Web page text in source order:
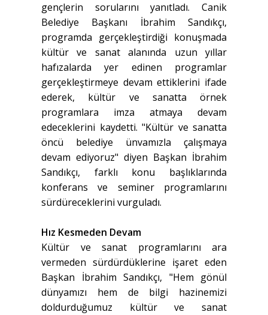
gençlerin sorularını yanıtladı. Canik
Belediye Başkanı İbrahim Sandıkçı,
programda gerçekleştirdiği konuşmada
kültür ve sanat alanında uzun yıllar
hafızalarda yer edinen programlar
gerçekleştirmeye devam ettiklerini ifade
ederek, kültür ve sanatta örnek
programlara imza atmaya devam
edeceklerini kaydetti. "Kültür ve sanatta
öncü belediye ünvamızla çalışmaya
devam ediyoruz" diyen Başkan İbrahim
Sandıkçı, farklı konu başlıklarında
konferans ve seminer programlarını
sürdüreceklerini vurguladı.
Hız Kesmeden Devam
Kültür ve sanat programlarını ara
vermeden sürdürdüklerine işaret eden
Başkan İbrahim Sandıkçı, "Hem gönül
dünyamızı hem de bilgi hazinemizi
doldurduğumuz kültür ve sanat